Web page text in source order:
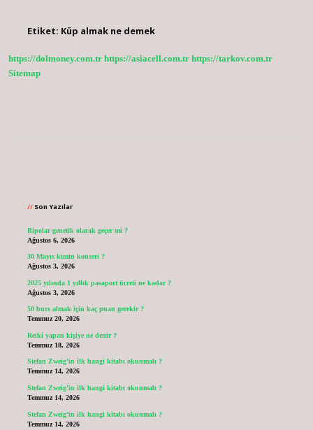
Etiket: Küp almak ne demek
https://dolmoney.com.tr https://asiacell.com.tr https://tarkov.com.tr
Sitemap
Son Yazılar
Bipolar genetik olarak geçer mi ?
Ağustos 6, 2026
30 Mayıs kimin konseri ?
Ağustos 3, 2026
2025 yılında 1 yıllık pasaport ücreti ne kadar ?
Ağustos 3, 2026
50 burs almak için kaç puan gerekir ?
Temmuz 20, 2026
Reiki yapan kişiye ne denir ?
Temmuz 18, 2026
Stefan Zweig’in ilk hangi kitabı okunmalı ?
Temmuz 14, 2026
Stefan Zweig’in ilk hangi kitabı okunmalı ?
Temmuz 14, 2026
Stefan Zweig’in ilk hangi kitabı okunmalı ?
Temmuz 14, 2026